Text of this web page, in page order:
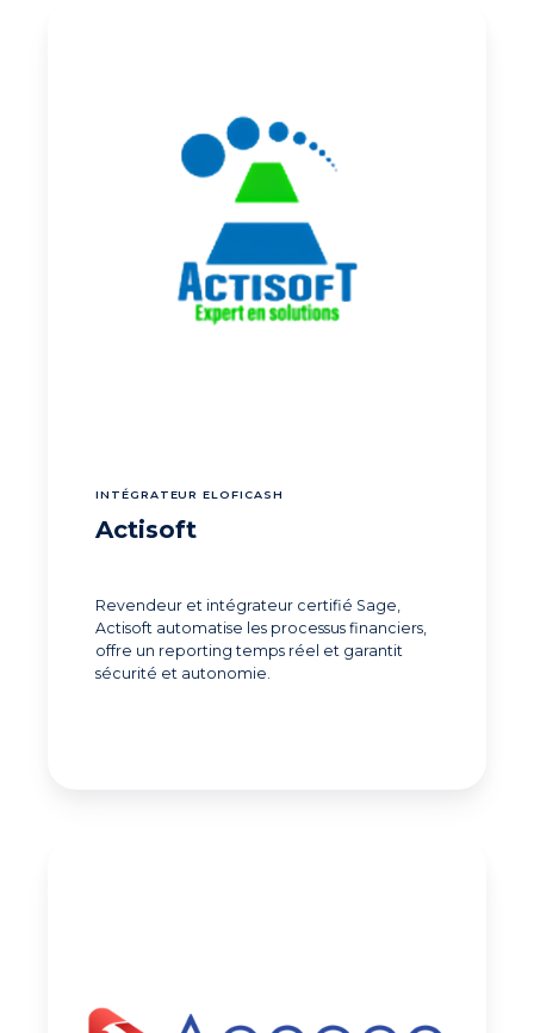
INTÉGRATEUR ELOFICASH
Actisoft
Revendeur et intégrateur certifié Sage,
Actisoft automatise les processus financiers,
offre un reporting temps réel et garantit
sécurité et autonomie.